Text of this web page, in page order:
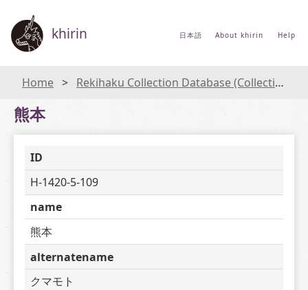
khirin 日本語 About khirin Help
Home Rekihaku Collection Database (Collections Database of the National Museum of Japanese History)
熊本
ID
H-1420-5-109
name
熊本
alternatename
クマモト